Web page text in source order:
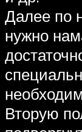
Далее по
нужно
Вторую